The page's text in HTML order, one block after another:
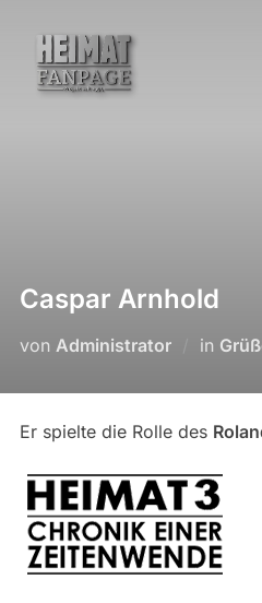
springen
Caspar Arnhold
von Administrator in
Er spielte die Rolle des